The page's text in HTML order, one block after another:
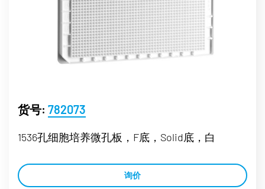
货号: 782073
1536孔细胞培养微孔板，F底，Solid底，白
询价